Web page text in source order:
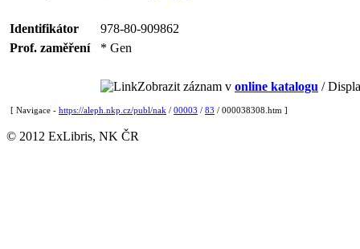
Identifikátor
978-80-909862
Prof. zaměření
* Gen
Zobrazit záznam v online katalogu /
[ Navigace - https://aleph.nkp.cz/publ/nak / 00003 / 83 / 000038308.htm ]
© 2012 ExLibris, NK ČR